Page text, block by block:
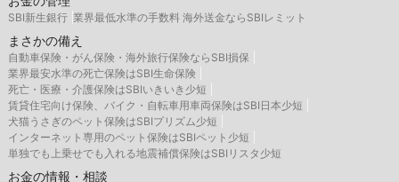
SBI新生銀行 業界最低水準の手数料 海外送金ならSBIレミット
まさかの備え
自動車保険・がん保険・海外旅行保険ならSBI損保
業界最安水準の死亡保険はSBI生命保険
死亡・医療・介護保険はSBIいきいき少短
賃貸住宅向け保険、バイク・自転車用車両保険はSBI日本少短
犬猫うさぎのペット保険はSBIプリズム少短
インターネット専用のペット保険はSBIペット少短
単独でも上乗せでも入れる地震補償保険はSBIリスタ少短
お金の情報・相談